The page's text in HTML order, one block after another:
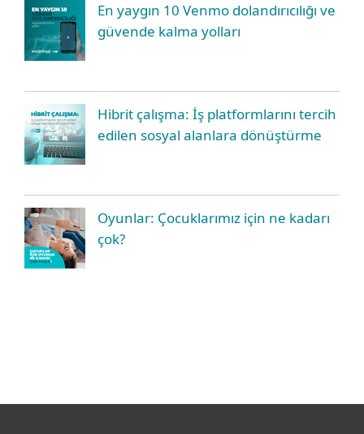
En yaygın 10 Venmo dolandırıcılığı ve
güvende kalma yolları
Hibrit çalışma: İş platformlarını tercih
edilen sosyal alanlara dönüştürme
Oyunlar: Çocuklarımız için ne kadarı
çok?